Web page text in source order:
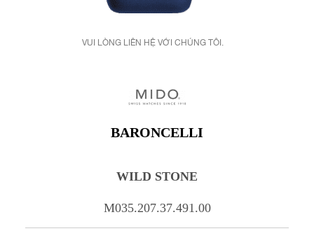
VUI LÒNG LIÊN HỆ VỚI CHÚNG TÔI.
BARONCELLI
WILD STONE
M035.207.37.491.00